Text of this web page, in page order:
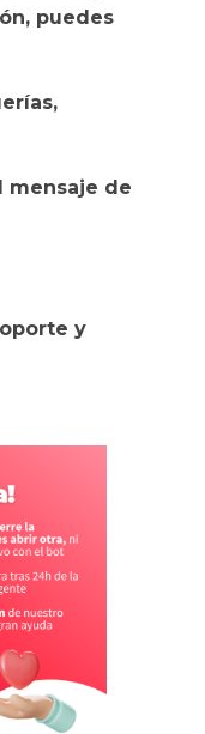
puedes
mensaje de
y